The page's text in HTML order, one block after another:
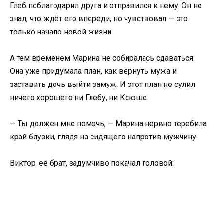
Глеб поблагодарил друга и отправился к нему. Он не
знал, что ждёт его впереди, но чувствовал — это
только начало новой жизни.
А тем временем Марина не собиралась сдаваться.
Она уже придумала план, как вернуть мужа и
заставить дочь выйти замуж. И этот план не сулил
ничего хорошего ни Глебу, ни Ксюше.
— Ты должен мне помочь, — Марина нервно теребила
край блузки, глядя на сидящего напротив мужчину.
Виктор, её брат, задумчиво покачал головой: